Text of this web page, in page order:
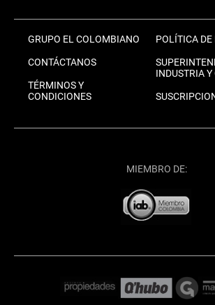
GRUPO EL COLOMBIANO
CONTÁCTANOS
TÉRMINOS Y
CONDICIONES
POLÍTICA
INDUSTRIA
MIEMBRO DE: